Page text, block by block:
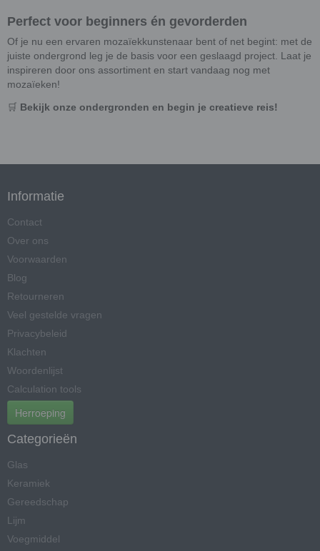
Perfect voor beginners én gevorderden
Of je nu een ervaren mozaïekkunstenaar bent of net begint: met de
juiste ondergrond leg je de basis voor een geslaagd project. Laat je
inspireren door ons assortiment en start vandaag nog met
mozaïeken!
🛒 Bekijk onze ondergronden en begin je creatieve reis!
Informatie
Contact
Over ons
Voorwaarden
Blog
Retourneren
Veel gestelde vragen
Privacybeleid
Klachten
Woordenlijst
Calculation tools
Herroeping
Categorieën
Glas
Keramiek
Gereedschap
Lijm
Voegmiddel